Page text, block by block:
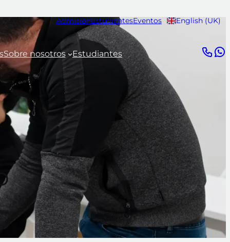
AdmisiónEstudiantesEventos English (UK)
Sobre nosotros Estudiantes